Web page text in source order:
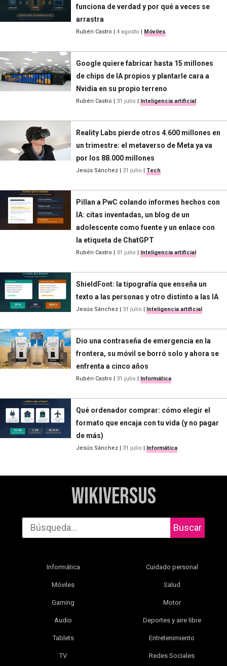
funciona de verdad y por qué a veces se
arrastra
Rubén Castro | 4 agosto | Móviles
Google quiere fabricar hasta 15 millones
de chips de IA propios y plantarle cara a
Nvidia en su propio terreno
Rubén Castro | 31 julio | Inteligencia artificial
Reality Labs pierde otros 4.600 millones en
un trimestre: el metaverso de Meta ya va
por los 88.000 millones
Jesús Sánchez | 31 julio | Tech
Pillan a PwC colando informes hechos con
IA: citas inventadas, un blog de un
adolescente como fuente y un enlace con
la etiqueta de ChatGPT
Rubén Castro | 31 julio | Inteligencia artificial
ShieldFont: la tipografía que enseña un
texto a las personas y otro distinto a las IA
Jesús Sánchez | 31 julio | Inteligencia artificial
Dio una contraseña de emergencia en la
frontera, su móvil se borró solo y ahora se
enfrenta a cinco años
Rubén Castro | 31 julio | Informática
Qué ordenador comprar: cómo elegir el
formato que encaja con tu vida (y no pagar
de más)
Jesús Sánchez | 31 julio | Informática
WikiVersus
Buscar
Informática
Móviles
Gaming
Audio
Tablets
TV
Cuidado personal
Salud
Motor
Deportes y aire libre
Entretenimiento
Redes Sociales